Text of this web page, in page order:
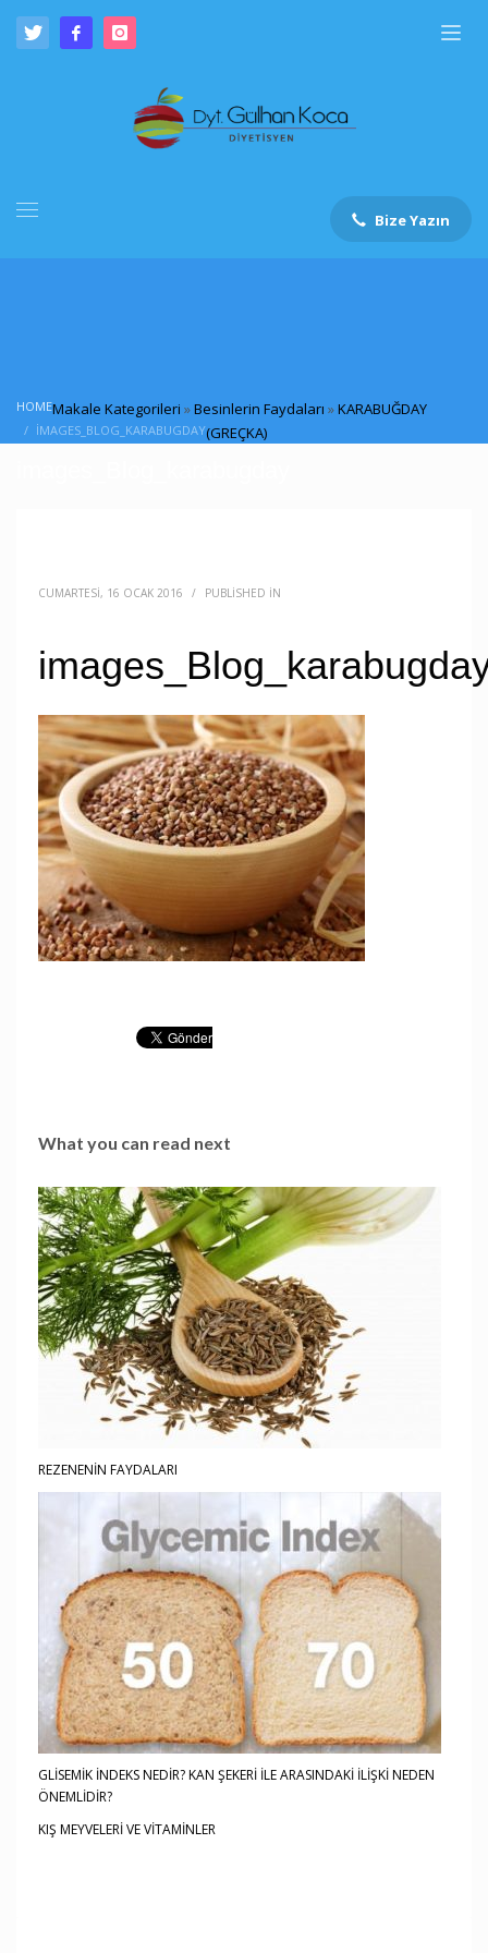
Bize Yazın
HOMEMakale Kategorileri »Besinlerin Faydaları »KARABUĞDAY
(GREÇKA)
IMAGES_BLOG_KARABUGDAY
CUMARTESI, 16 OCAK 2016 / PUBLISHED IN
What you can read next
REZENENİN FAYDALARI
GLİSEMİK İNDEKS NEDİR? KAN ŞEKERİ İLE ARASINDAKİ İLİŞKİ NEDEN
ÖNEMLİDİR?
KIŞ MEYVELERİ VE VİTAMİNLER